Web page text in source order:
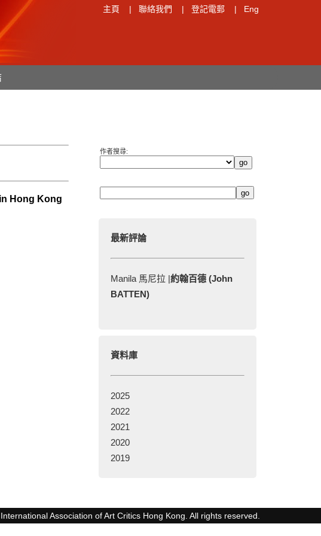
主頁 | 聯絡我們 | 登記電郵 | Eng
Hong Kong
作者搜尋:
最新評論
Manila 馬尼拉 |約翰百德 (John
BATTEN)
資料庫
2025
2022
2021
2020
2019
Association of Art Critics Hong Kong. All rights reserved.